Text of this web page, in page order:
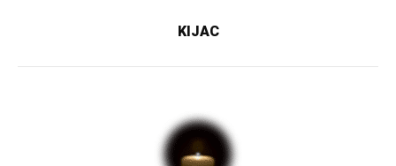
KIJAC